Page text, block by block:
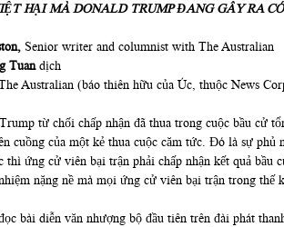
HẠI MÀ DONALD TRUMP ĐANG GÂY RA
Senior writer and columnist with The Australian
Tuan dịch
Australian (báo thiên hữu của Úc, thuộc News
từ chối chấp nhận đã thua trong cuộc bầu cử
cuồng của một kẻ thua cuộc căm tức. Đó là sự phủ
thì ứng cử viên bại trận phải chấp nhận kết quả
nặng nề mà mọi ứng cử viên bại trận trong thế
bài diễn văn nhượng bộ đầu tiên trên đài phát